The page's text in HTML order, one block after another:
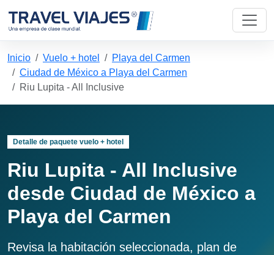
Inicio Vuelo + hotel
Playa del Carmen
Ciudad de México a Playa del Carmen
Riu Lupita - All Inclusive
Detalle de paquete vuelo + hotel
Riu Lupita - All Inclusive
desde Ciudad de México a
Playa del Carmen
Revisa la habitación seleccionada, plan de